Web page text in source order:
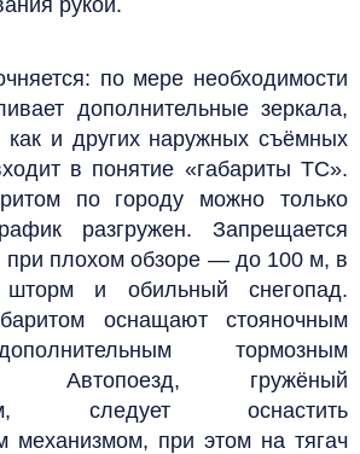
по мере необходимости
дополнительные зеркала,
как и других наружных съёмных
в понятие «габариты ТС».
по городу можно только
разгружен. Запрещается
при плохом обзоре — до 100 м, в
шторм и обильный снегопад.
оснащают стояночным
тормозным
Автопоезд, гружёный
следует оснастить
механизмом, при этом на тягач